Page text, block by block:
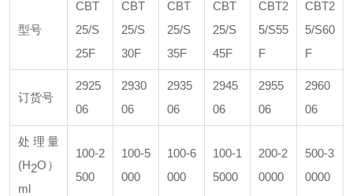
型号
CBT
25/S
25F
CBT
25/S
30F
CBT
25/S
35F
CBT
25/S
45F
CBT2
5/S55
F
CBT2
5/S60
F
订货号
2925
06
2930
06
2935
06
2945
06
2955
06
2960
06
处理量
(H2O）
ml
100-2
500
100-5
000
100-6
000
100-1
5000
200-2
0000
500-3
0000